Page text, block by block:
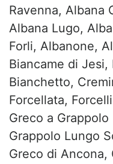
Ravenna, Albana
Albana Lugo,
Forli, Albanone,
Biancame di Jesi,
Bianchetto,
Forcellata,
Greco a
Grappolo Lungo
Greco di Ancona,